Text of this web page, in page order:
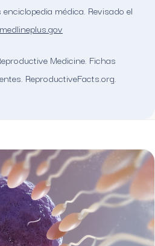
médica. Revisado el
medlineplus.gov
Medicine. Fichas
ReproductiveFacts.org.